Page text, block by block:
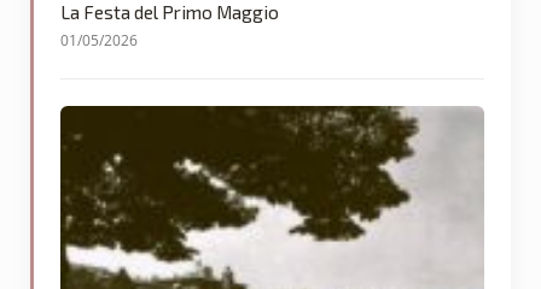
La Festa del Primo Maggio
01/05/2026